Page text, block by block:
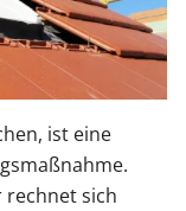
ist eine
rechnet sich